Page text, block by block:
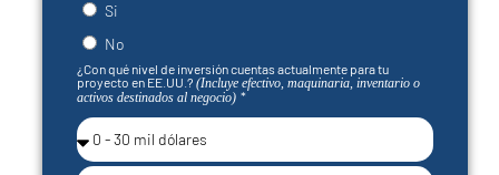
Si
No
¿Con qué nivel de inversión cuentas actualmente para tu
proyecto en EE.UU.? (Incluye efectivo, maquinaria, inventario o
activos destinados al negocio)